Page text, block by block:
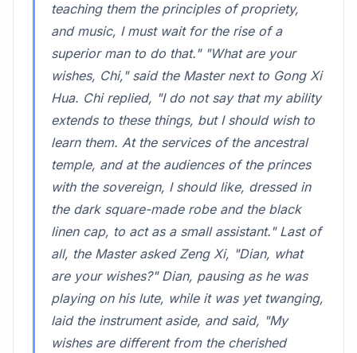
teaching them the principles of propriety,
and music, I must wait for the rise of a
superior man to do that." "What are your
wishes, Chi," said the Master next to Gong Xi
Hua. Chi replied, "I do not say that my ability
extends to these things, but I should wish to
learn them. At the services of the ancestral
temple, and at the audiences of the princes
with the sovereign, I should like, dressed in
the dark square-made robe and the black
linen cap, to act as a small assistant." Last of
all, the Master asked Zeng Xi, "Dian, what
are your wishes?" Dian, pausing as he was
playing on his lute, while it was yet twanging,
laid the instrument aside, and said, "My
wishes are different from the cherished